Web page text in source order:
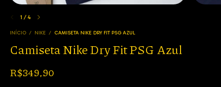
1 /4
INÍCIO / NIKE / CAMISETA NIKE DRY FIT PSG AZUL
Camiseta Nike Dry Fit PSG Azul
R$349,90